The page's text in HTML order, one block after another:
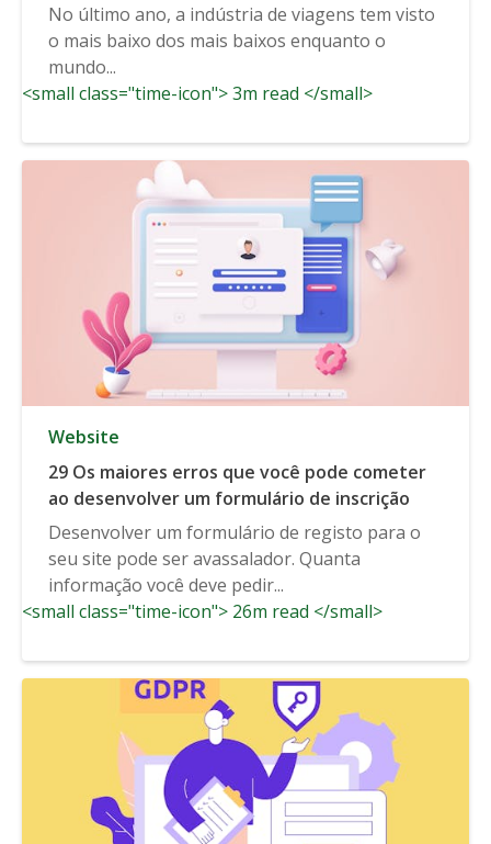
No último ano, a indústria de viagens tem visto
o mais baixo dos mais baixos enquanto o
mundo...
<small class="time-icon"> 3m read </small>
Website
29 Os maiores erros que você pode cometer
ao desenvolver um formulário de inscrição
Desenvolver um formulário de registo para o
seu site pode ser avassalador. Quanta
informação você deve pedir...
<small class="time-icon"> 26m read </small>